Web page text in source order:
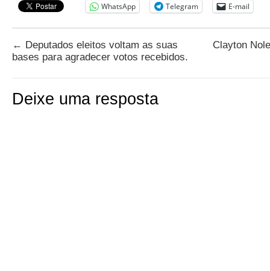
WhatsApp Telegram E-mail
← Deputados eleitos voltam as suas
bases para agradecer votos recebidos.
Clayton
Deixe uma resposta